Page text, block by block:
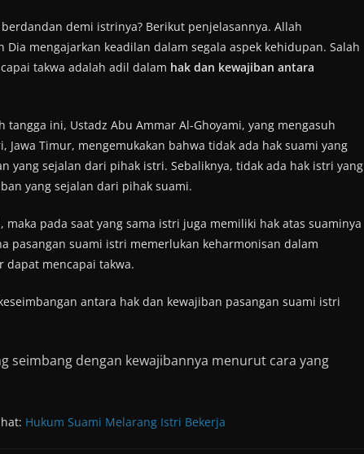
demi istrinya? Berikut penjelasannya. Allah
Dia mengajarkan keadilan dalam segala aspek kehidupan. Salah
takwa adalah adil dalam hak dan kewajiban antara
ini, Ustadz Abu Ammar Al-Ghoyami, yang mengasuh
Jawa Timur, mengemukakan bahwa tidak ada hak suami yang
yang sejalan dari pihak istri. Sebaliknya, tidak ada hak istri yang
yang sejalan dari pihak suami.
pada saat yang sama istri juga memiliki hak atas suaminya
pasangan suami istri memerlukan keharmonisan dalam
dapat mencapai takwa.
antara hak dan kewajiban pasangan suami istri
seimbang dengan kewajibannya menurut cara yang
Hukum Suami Melarang Istri Bekerja